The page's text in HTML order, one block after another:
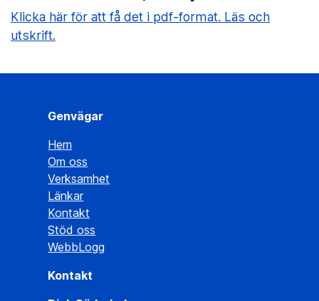
Klicka här för att få det i pdf-format. Läs och
utskrift.
Genvägar
Hem
Om oss
Verksamhet
Länkar
Kontakt
Stöd oss
WebbLogg
Kontakt